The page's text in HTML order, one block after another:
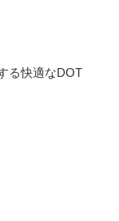
る快適なDOT